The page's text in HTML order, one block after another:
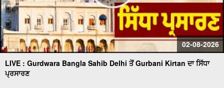
02-08-2026
LIVE : Gurdwara Bangla Sahib Delhi ਤੋਂ Gurbani Kirtan ਦਾ ਸਿੱਧਾ
ਪ੍ਰਸਾਰਣ